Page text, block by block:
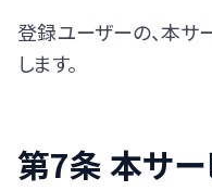
登録ユーザーの、本
します。
第7条 本サ